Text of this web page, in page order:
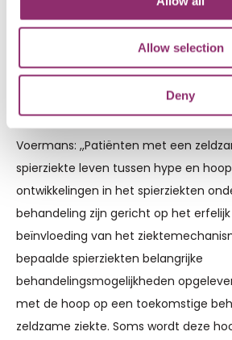
Allow selection
Deny
voor alles waar de zorg en het
Balans tussen hype en hoop
Voermans: ,,Patiënten met een
spierziekte leven tussen hype en
ontwikkelingen in het spierziekten
behandeling zijn gericht op het
beïnvloeding van het
bepaalde spierziekten belangrijke
behandelingsmogelijkheden
met de hoop op een toekomstige
zeldzame ziekte. Soms wordt deze